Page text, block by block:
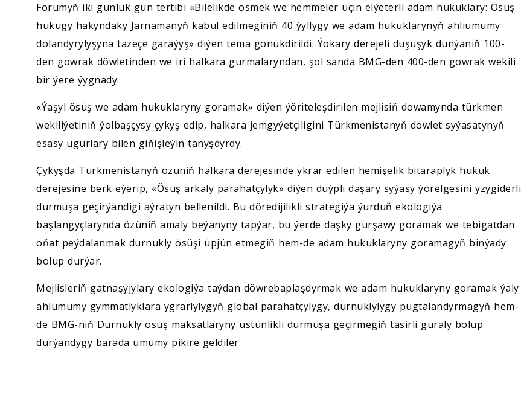
Forumyň iki günlük gün tertibi «Bilelikde ösmek we hemmeler üçin elýeterli adam hukuklary: Ösüş
hukugy hakyndaky Jarnamanyň kabul edilmeginiň 40 ýyllygy we adam hukuklarynyň ähliumumy
dolandyrylyşyna täzeçe garaýyş» diýen tema gönükdirildi. Ýokary derejeli duşuşyk dünýäniň 100-
den gowrak döwletinden we iri halkara gurmalaryndan, şol sanda BMG-den 400-den gowrak wekili
bir ýere ýygnady.
«Ýaşyl ösüş we adam hukuklaryny goramak» diýen ýöriteleşdirilen mejlisiň dowamynda türkmen
wekiliýetiniň ýolbaşçysy çykyş edip, halkara jemgyýetçiligini Türkmenistanyň döwlet syýasatynyň
esasy ugurlary bilen giňişleýin tanyşdyrdy.
Çykyşda Türkmenistanyň özüniň halkara derejesinde ykrar edilen hemişelik bitaraplyk hukuk
derejesine berk eýerip, «Ösüş arkaly parahatçylyk» diýen düýpli daşary syýasy ýörelgesini yzygiderli
durmuşa geçirýändigi aýratyn bellenildi. Bu döredijilikli strategiýa ýurduň ekologiýa
başlangyçlarynda özüniň amaly beýanyny tapýar, bu ýerde daşky gurşawy goramak we tebigatdan
oňat peýdalanmak durnukly ösüşi üpjün etmegiň hem-de adam hukuklaryny goramagyň binýady
bolup durýar.
Mejlisleriň gatnaşyjylary ekologiýa taýdan döwrebaplaşdyrmak we adam hukuklaryny goramak ýaly
ählumumy gymmatlyklara ygrarlylygyň global parahatçylygy, durnuklylygy pugtalandyrmagyň hem-
de BMG-niň Durnukly ösüş maksatlaryny üstünlikli durmuşa geçirmegiň täsirli guraly bolup
durýandygy barada umumy pikire geldiler.